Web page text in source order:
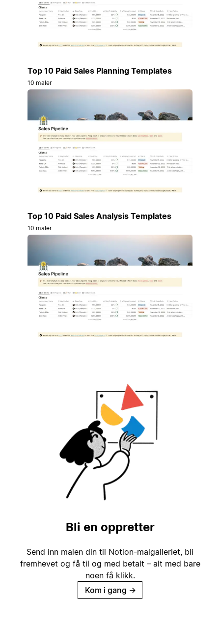
Top 10 Paid Sales Planning Templates
10 maler
Top 10 Paid Sales Analysis Templates
10 maler
Bli en oppretter
Send inn malen din til Notion-malgalleriet, bli
fremhevet og få til og med betalt – alt med bare
noen få klikk.
Kom i gang →